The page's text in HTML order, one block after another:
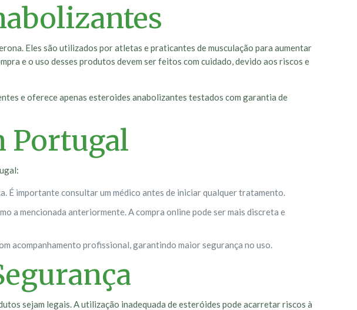
Eles são utilizados por atletas e praticantes de musculação para aumentar
e o uso desses produtos devem ser feitos com cuidado, devido aos riscos e
e oferece apenas esteroides anabolizantes testados com garantia de
Portugal
É importante consultar um médico antes de iniciar qualquer tratamento.
a mencionada anteriormente. A compra online pode ser mais discreta e
acompanhamento profissional, garantindo maior segurança no uso.
sejam legais. A utilização inadequada de esteróides pode acarretar riscos à